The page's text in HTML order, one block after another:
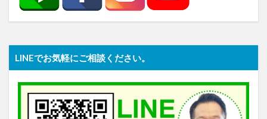
LINEでお気軽にご相談ください。